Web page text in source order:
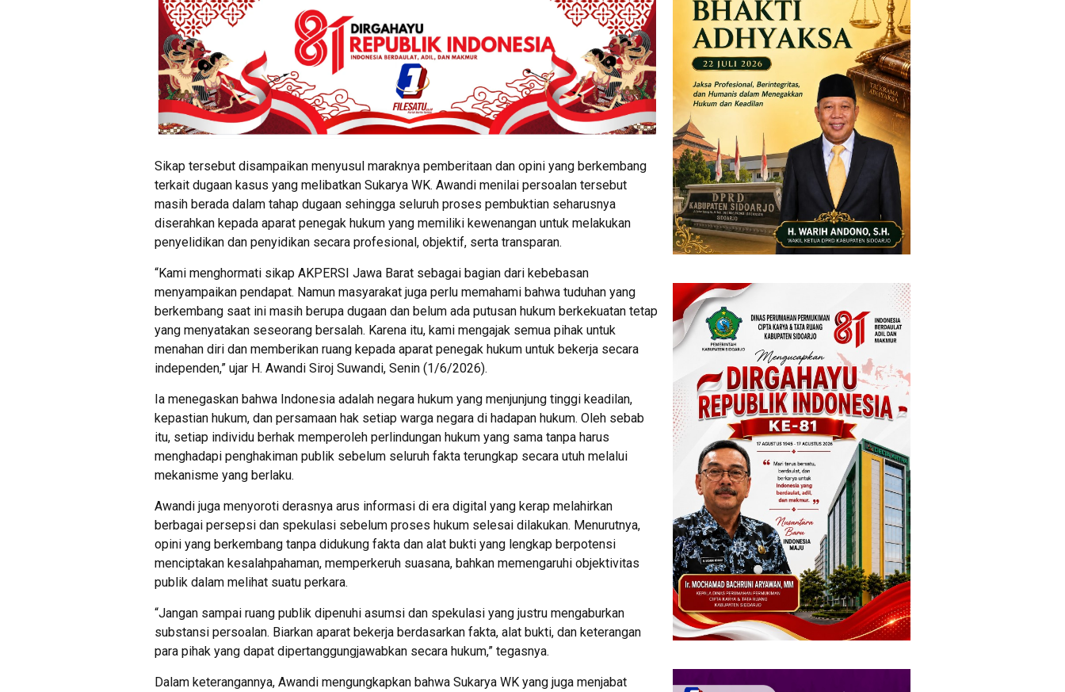
Sikap tersebut disampaikan menyusul maraknya pemberitaan dan opini yang berkembang
terkait dugaan kasus yang melibatkan Sukarya WK. Awandi menilai persoalan tersebut
masih berada dalam tahap dugaan sehingga seluruh proses pembuktian seharusnya
diserahkan kepada aparat penegak hukum yang memiliki kewenangan untuk melakukan
penyelidikan dan penyidikan secara profesional, objektif, serta transparan.
“Kami menghormati sikap AKPERSI Jawa Barat sebagai bagian dari kebebasan
menyampaikan pendapat. Namun masyarakat juga perlu memahami bahwa tuduhan yang
berkembang saat ini masih berupa dugaan dan belum ada putusan hukum berkekuatan tetap
yang menyatakan seseorang bersalah. Karena itu, kami mengajak semua pihak untuk
menahan diri dan memberikan ruang kepada aparat penegak hukum untuk bekerja secara
independen,” ujar H. Awandi Siroj Suwandi, Senin (1/6/2026).
Ia menegaskan bahwa Indonesia adalah negara hukum yang menjunjung tinggi keadilan,
kepastian hukum, dan persamaan hak setiap warga negara di hadapan hukum. Oleh sebab
itu, setiap individu berhak memperoleh perlindungan hukum yang sama tanpa harus
menghadapi penghakiman publik sebelum seluruh fakta terungkap secara utuh melalui
mekanisme yang berlaku.
Awandi juga menyoroti derasnya arus informasi di era digital yang kerap melahirkan
berbagai persepsi dan spekulasi sebelum proses hukum selesai dilakukan. Menurutnya,
opini yang berkembang tanpa didukung fakta dan alat bukti yang lengkap berpotensi
menciptakan kesalahpahaman, memperkeruh suasana, bahkan memengaruhi objektivitas
publik dalam melihat suatu perkara.
“Jangan sampai ruang publik dipenuhi asumsi dan spekulasi yang justru mengaburkan
substansi persoalan. Biarkan aparat bekerja berdasarkan fakta, alat bukti, dan keterangan
para pihak yang dapat dipertanggungjawabkan secara hukum,” tegasnya.
Dalam keterangannya, Awandi mengungkapkan bahwa Sukarya WK yang juga menjabat